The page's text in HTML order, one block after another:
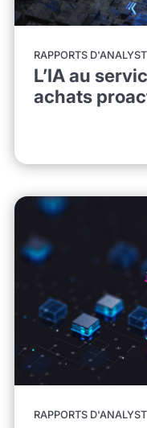
RAPPORTS
L’IA au
achats
RAPPORTS